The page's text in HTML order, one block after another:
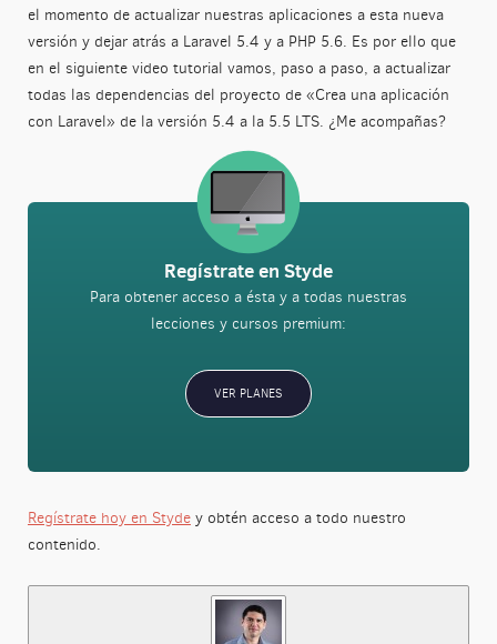
el momento de actualizar nuestras aplicaciones a esta nueva
versión y dejar atrás a Laravel 5.4 y a PHP 5.6. Es por ello que
en el siguiente video tutorial vamos, paso a paso, a actualizar
todas las dependencias del proyecto de «Crea una aplicación
con Laravel» de la versión 5.4 a la 5.5 LTS. ¿Me acompañas?
Regístrate en Styde
Para obtener acceso a ésta y a todas nuestras
lecciones y cursos premium:
VER PLANES
Regístrate hoy en Stydey obtén acceso a todo nuestro
contenido.